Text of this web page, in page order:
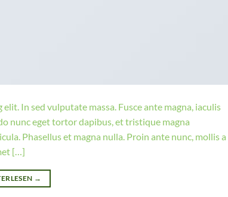
In sed vulputate massa. Fusce ante magna, iaculis
nunc eget tortor dapibus, et tristique magna
Phasellus et magna nulla. Proin ante nunc, mollis a
[…]
→